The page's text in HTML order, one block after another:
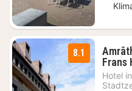
8.1
Frans
Hotel in